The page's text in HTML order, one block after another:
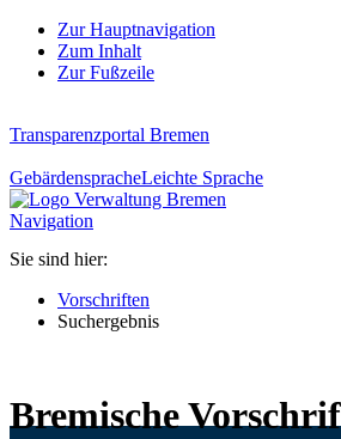
Zur Hauptnavigation
Zum Inhalt
Zur Fußzeile
Transparenzportal Bremen
GebärdenspracheLeichte Sprache
Navigation
Sie sind hier:
Vorschriften
Suchergebnis
Bremische